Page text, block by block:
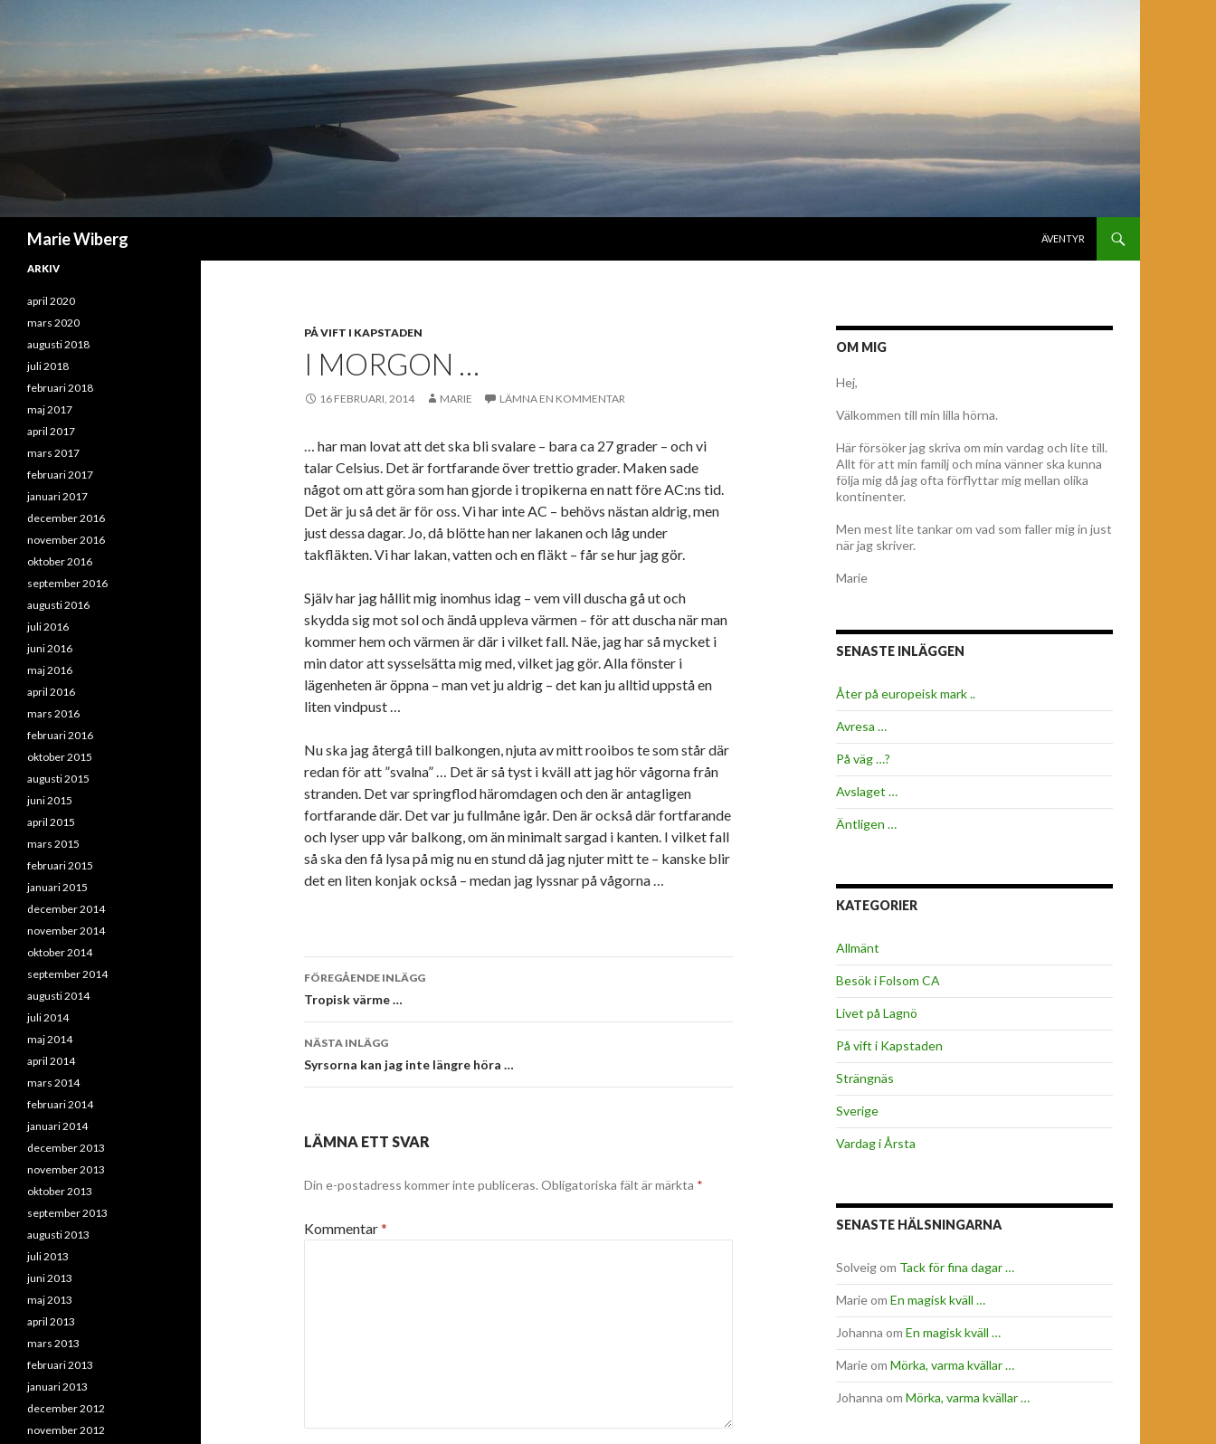
Marie Wiberg
ÄVENTYR
PÅ VIFT I KAPSTADEN
I MORGON …
16 FEBRUARI, 2014 MARIE LÄMNA EN KOMMENTAR
… har man lovat att det ska bli svalare – bara ca 27 grader – och vi
talar Celsius. Det är fortfarande över trettio grader. Maken sade
något om att göra som han gjorde i tropikerna en natt före AC:ns tid.
Det är ju så det är för oss. Vi har inte AC – behövs nästan aldrig, men
just dessa dagar. Jo, då blötte han ner lakanen och låg under
takfläkten. Vi har lakan, vatten och en fläkt – får se hur jag gör.
Själv har jag hållit mig inomhus idag – vem vill duscha gå ut och
skydda sig mot sol och ändå uppleva värmen – för att duscha när man
kommer hem och värmen är där i vilket fall. Näe, jag har så mycket i
min dator att sysselsätta mig med, vilket jag gör. Alla fönster i
lägenheten är öppna – man vet ju aldrig – det kan ju alltid uppstå en
liten vindpust …
Nu ska jag återgå till balkongen, njuta av mitt rooibos te som står där
redan för att ”svalna” … Det är så tyst i kväll att jag hör vågorna från
stranden. Det var springflod häromdagen och den är antagligen
fortfarande där. Det var ju fullmåne igår. Den är också där fortfarande
och lyser upp vår balkong, om än minimalt sargad i kanten. I vilket fall
så ska den få lysa på mig nu en stund då jag njuter mitt te – kanske blir
det en liten konjak också – medan jag lyssnar på vågorna …
Inläggsnavigering
FÖREGÅENDE INLÄGG
Tropisk värme …
NÄSTA INLÄGG
Syrsorna kan jag inte längre höra …
LÄMNA ETT SVAR
Din e-postadress kommer inte publiceras. Obligatoriska fält är märkta *
Kommentar*
OM MIG
Hej,
Välkommen till min lilla hörna.
Här försöker jag skriva om min vardag och lite till.
Allt för att min familj och mina vänner ska kunna
följa mig då jag ofta förflyttar mig mellan olika
kontinenter.
Men mest lite tankar om vad som faller mig in just
när jag skriver.
Marie
SENASTE INLÄGGEN
Åter på europeisk mark ..
Avresa …
På väg …?
Avslaget …
Äntligen …
KATEGORIER
Allmänt
Besök i Folsom CA
Livet på Lagnö
På vift i Kapstaden
Strängnäs
Sverige
Vardag i Årsta
SENASTE HÄLSNINGARNA
Solveigom Tack för fina dagar …
Marieom En magisk kväll …
Johanna om En magisk kväll …
Marieom Mörka, varma kvällar …
Johanna om Mörka, varma kvällar …
ARKIV
april 2020
mars 2020
augusti 2018
juli 2018
februari 2018
maj 2017
april 2017
mars 2017
februari 2017
januari 2017
december 2016
november 2016
oktober 2016
september 2016
augusti 2016
juli 2016
juni 2016
maj 2016
april 2016
mars 2016
februari 2016
oktober 2015
augusti 2015
juni 2015
april 2015
mars 2015
februari 2015
januari 2015
december 2014
november 2014
oktober 2014
september 2014
augusti 2014
juli 2014
maj 2014
april 2014
mars 2014
februari 2014
januari 2014
december 2013
november 2013
oktober 2013
september 2013
augusti 2013
juli 2013
juni 2013
maj 2013
april 2013
mars 2013
februari 2013
januari 2013
december 2012
november 2012